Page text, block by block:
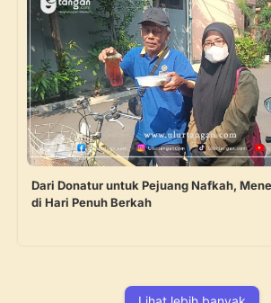
Dari Donatur untuk Pejuang Nafkah,
di Hari Penuh Berkah